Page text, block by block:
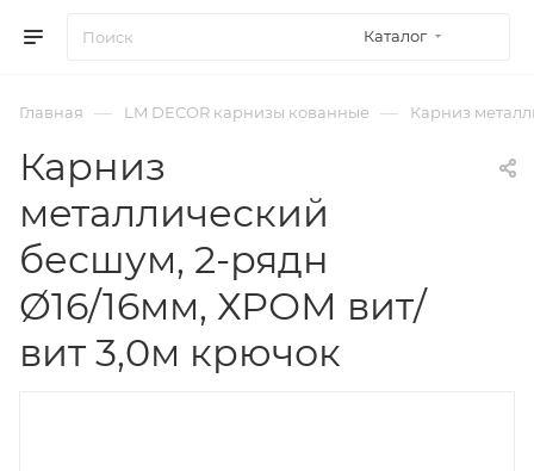
Каталог
Главная — LM DECOR карнизы кованные — Карниз
Карниз
металлический
бесшум, 2-рядн
Ø16/16мм, ХРОМ вит/
вит 3,0м крючок